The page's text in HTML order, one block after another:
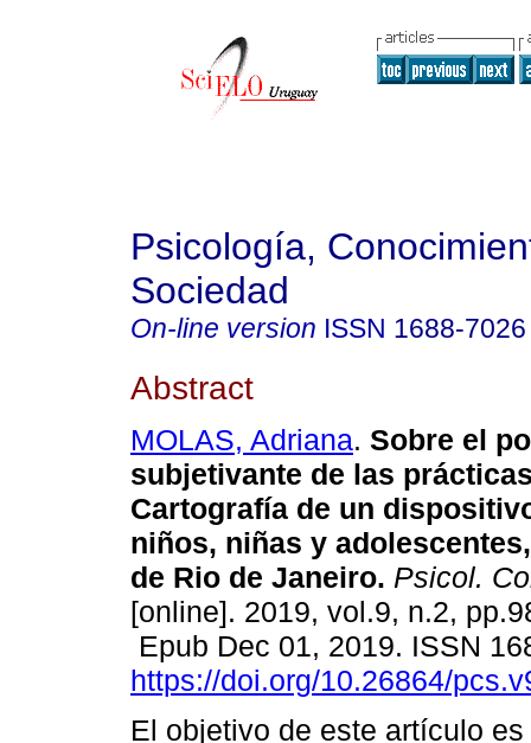
Psicología,
Sociedad
On-line version ISSN 1688-7026
Abstract
MOLAS, Adriana. Sobre el
subjetivante de las
Cartografía de un
niños, niñas y
de Rio de Janeiro. Psicol.
[online]. 2019, vol.9, n.2,
Epub Dec 01, 2019. ISSN
https://doi.org/10.26864/
El objetivo de este artículo